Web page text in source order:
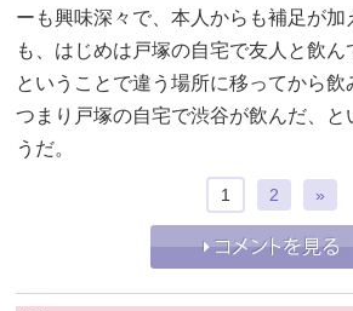
ーも興味深々で、本人からも補足が加
も、はじめは戸塚の自宅で友人と飲ん
ということで違う場所に移ってから飲
つまり戸塚の自宅で渋谷が飲んだ、と
うだ。
1 2 »